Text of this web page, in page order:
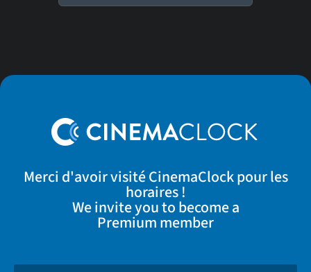
Merci d'avoir visité CinemaClock pour les
horaires !
We invite you to become a
Premium member